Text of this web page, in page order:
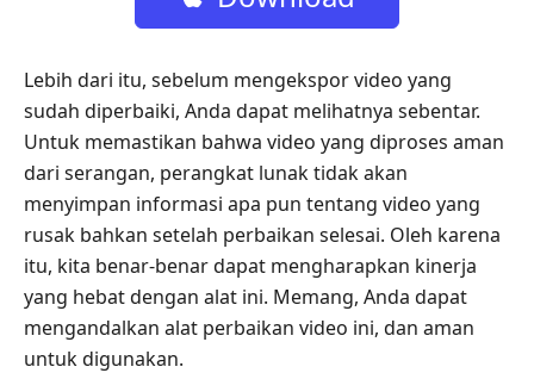
Lebih dari itu, sebelum mengekspor video yang
sudah diperbaiki, Anda dapat melihatnya sebentar.
Untuk memastikan bahwa video yang diproses aman
dari serangan, perangkat lunak tidak akan
menyimpan informasi apa pun tentang video yang
rusak bahkan setelah perbaikan selesai. Oleh karena
itu, kita benar-benar dapat mengharapkan kinerja
yang hebat dengan alat ini. Memang, Anda dapat
mengandalkan alat perbaikan video ini, dan aman
untuk digunakan.